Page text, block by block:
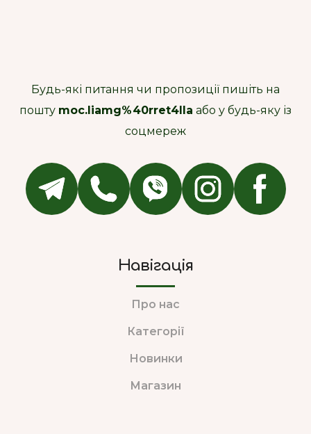
Будь-які питання чи пропозиції пишіть на
пошту moc.liamg%40rret4lla або у будь-яку із
соцмереж
Навігація
Про нас
Категорії
Новинки
Магазин